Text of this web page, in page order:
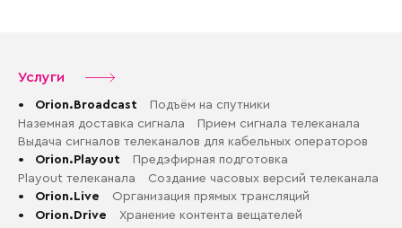
Услуги
• Orion.Broadcast
Подъём на спутники
Наземная доставка сигнала
Прием сигнала телеканала
Выдача сигналов телеканалов для кабельных операторов
•
Orion.Playout
Предэфирная подготовка
Playout телеканала
Создание часовых версий телеканала
•
Orion.Live
Организация прямых трансляций
•
Orion.Drive
Хранение контента вещателей